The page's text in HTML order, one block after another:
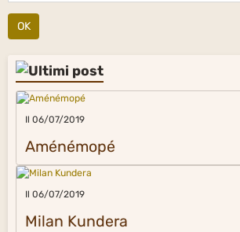
OK
Il 06/07/2019
Aménémopé
Il 06/07/2019
Milan Kundera